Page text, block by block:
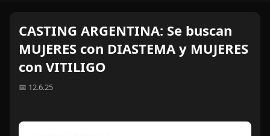
CASTING ARGENTINA: Se buscan
MUJERES con DIASTEMA y MUJERES
con VITILIGO
📅 12.6.25